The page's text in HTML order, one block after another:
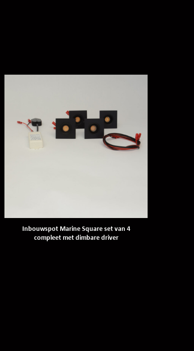
Inbouwspot Marine Square set van 4
compleet met dimbare driver